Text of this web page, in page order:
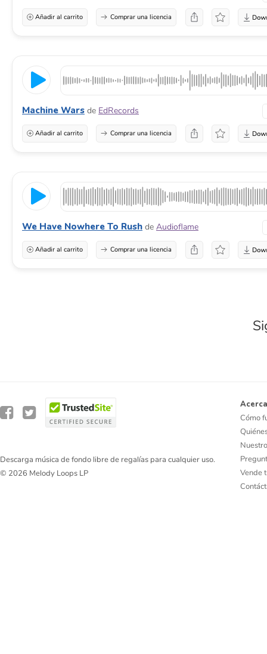
Añadir al carrito Comprar una licencia
Machine Wars de EdRecords
Añadir al carrito Comprar una licencia
We Have Nowhere To Rush de Audioflame
Añadir al carrito Comprar una licencia
Descarga música de fondo libre de regalías para cualquier uso.
© 2026 Melody Loops LP
Cómo
Vende